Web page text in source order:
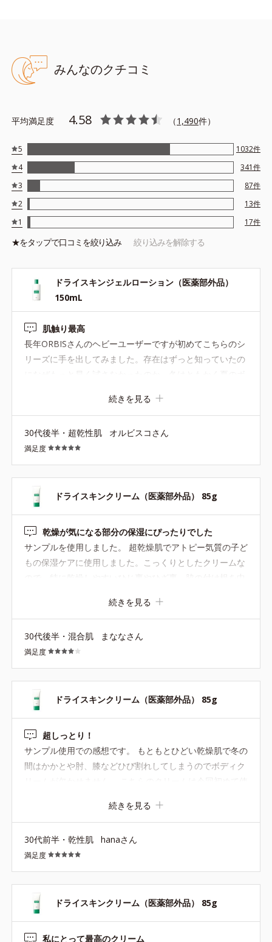
全身用：手足や背中など広い範囲に
背中や手足、広い範囲のカサつきに。肌の水分を補い、肌あれを
（すべての人のお肌に合うというわけではありません。）
ド成分配合＝角層保護成分●グリチルリチン酸ジカリウム配合＝肌荒
れ防止有効成分●ローマカミツレ花エキス、緑茶エキス配合＝植物性
保湿成分●アルコールフリー
ドライスキンクリーム 85g（医薬部外品）
ガサガサのひじやひざ。ひびわれてしまった足裏のかかと。硬く
肥厚してしまった手強い乾燥状態もしっとり整えてくれる、すぐ
れた保湿力です。肌なじみのいいのばしやすい薬用クリーム。
●無香料、無着色 ●酸化しやすい油分不使用●モイスチャーシールド
成分配合＝角層保護成分●植物性セラミド配合＝細胞間脂質（セラミ
ド）類似成分●ビタミンE誘導体（酢酸トコフェロール）、グリチル
リチン酸ジカリウム配合＝肌荒れ防止有効成分●緑茶エキス配合＝植
物性保湿成分●アルコールフリー
みんなのクチコミ
平均満足度 4.58 （1,490件）
5 1032件
4
341件
3
87件
2
13件
1
17件
★をタップで口コミを絞り込み 絞り込みを解除する
ドライスキンジェルローション（医薬部外品）
150mL
肌触り最高
長年ORBISさんのヘビーユーザーですが初めてこちらのシ
リーズに手を出してみました。存在はずっと知っていたの
えが出そうなくらい使用感良かったです。何もなければ半
永久的に購入し続けると思います。あまり主張していない
からか、パッケージやネーミング等に可愛さが感じられず
（お薬感）手に取りにくかったのか、、試さなかったのが
本当に謎！後悔！夏のボディケアにとても良いと思いま
す。
続きを見る
30代後半・超乾性肌 オルビスコさん
満足度
ドライスキンクリーム（医薬部外品） 85g
乾燥が気になる部分の保湿にぴったりでした
サンプルを使用しました。 超乾燥肌でアトピー気質の子ど
もの保湿ケアに使用しました。こっくりとしたクリームな
ので、特に乾燥しやすいひじ裏やひざ裏、脇の付け根を中
するような使い心地でした。乾燥が気になる部分をしっか
り保湿できているように感じます。 乾燥が気になる季節に
現品も試してみたいと思いました。
続きを見る
30代後半・混合肌 まななさん
満足度
ドライスキンクリーム（医薬部外品） 85g
超しっとり！
サンプル使用での感想です。 もともとひどい乾燥肌で冬の
間はかかとや肘、膝などひび割れしてしまうのでボディク
ると濃厚で重めの質感です。 伸びはよく、乾燥しやすい部
分もしっかりと保湿しているのが分かり、乾燥がひどい季
節でもこれをつければ安心できそう！と思いました。 これ
からの季節には少し重たそうなので、また乾燥シーズンに
なったら購入を検討してみようと思います。
続きを見る
30代前半・乾性肌 hanaさん
満足度
ドライスキンクリーム（医薬部外品） 85g
私にとって最高のクリーム